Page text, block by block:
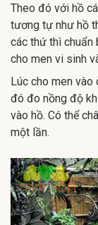
Theo đó với hồ
tương tự như hồ
các thứ thì
cho men vi sinh
Lúc cho men
đó đo nồng độ
vào hồ. Có thể
một lần.